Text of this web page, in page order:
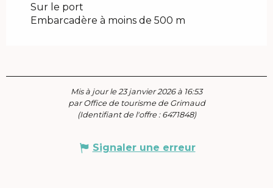
Sur le port
Embarcadère à moins de 500 m
Mis à jour le 23 janvier 2026 à 16:53
par Office de tourisme de Grimaud
(Identifiant de l'offre : 6471848)
Signaler une erreur